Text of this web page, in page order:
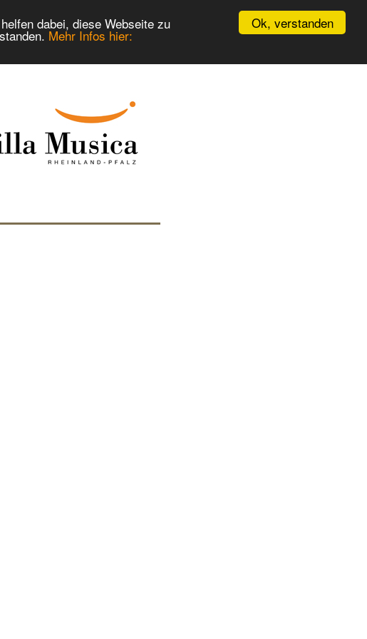
Ok, verstanden
dabei, diese Webseite zu
Mehr Infos hier: